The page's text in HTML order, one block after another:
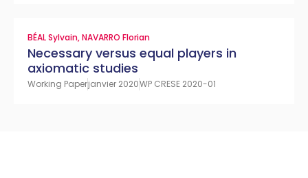
BÉAL Sylvain,NAVARRO Florian
Necessary versus equal players in
axiomatic studies
Working Paperjanvier 2020WP CRESE 2020-01